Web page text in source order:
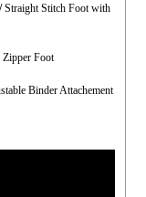
Straight Stitch Foot with
Foot
Binder Attachement